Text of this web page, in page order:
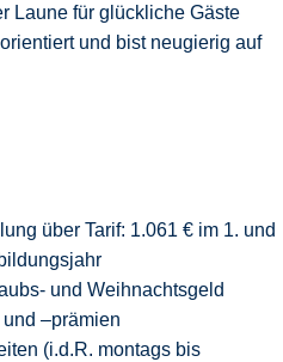
Laune für glückliche Gäste
und bist neugierig auf
über Tarif: 1.061 € im 1. und
und Weihnachtsgeld
–prämien
(i.d.R. montags bis